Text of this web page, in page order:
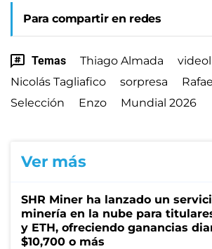
Para compartir en redes
Temas Thiago Almada
Nicolás Tagliafico
sorpresa
Selección
Enzo Mundial 2026
Ver más
SHR Miner ha lanzado un
minería en la nube para
y ETH, ofreciendo ganancias
$10,700 o más